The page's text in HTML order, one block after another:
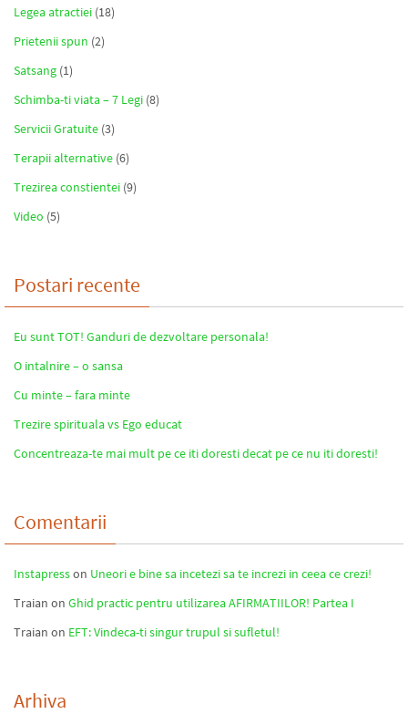
Legea atractiei (18)
Prietenii spun (2)
Satsang (1)
Schimba-ti viata – 7 Legi (8)
Servicii Gratuite (3)
Terapii alternative (6)
Trezirea constientei (9)
Video (5)
Postari recente
Eu sunt TOT! Ganduri de dezvoltare personala!
O intalnire – o sansa
Cu minte – fara minte
Trezire spirituala vs Ego educat
Concentreaza-te mai mult pe ce iti doresti decat pe ce nu iti doresti!
Comentarii
Instapresson Uneori e bine sa incetezi sa te increzi in ceea ce crezi!
Traian on Ghid practic pentru utilizarea AFIRMATIILOR! Partea I
Traian on EFT: Vindeca-ti singur trupul si sufletul!
Arhiva